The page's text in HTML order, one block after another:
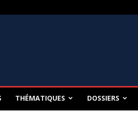
THÉMATIQUES DOSSIERS